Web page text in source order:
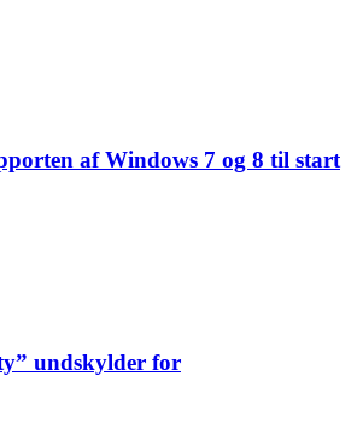
af ​​Windows 7 og 8 til start
undskylder for